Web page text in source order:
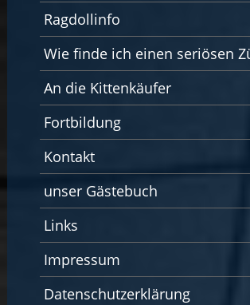
Ragdollinfo
Wie finde ich einen seriösen
An die Kittenkäufer
Fortbildung
Kontakt
unser Gästebuch
Links
Impressum
Datenschutzerklärung